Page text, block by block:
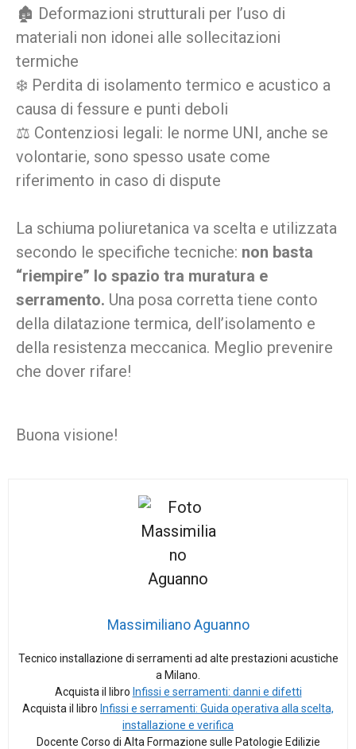
🏚️ Deformazioni strutturali per l’uso di
materiali non idonei alle sollecitazioni
termiche
❄️ Perdita di isolamento termico e acustico a
causa di fessure e punti deboli
⚖️ Contenziosi legali: le norme UNI, anche se
volontarie, sono spesso usate come
riferimento in caso di dispute
La schiuma poliuretanica va scelta e utilizzata
secondo le specifiche tecniche: non basta
“riempire” lo spazio tra muratura e
serramento. Una posa corretta tiene conto
della dilatazione termica, dell’isolamento e
della resistenza meccanica. Meglio prevenire
che dover rifare!
Buona visione!
Massimiliano Aguanno
Tecnico installazione di serramenti ad alte prestazioni acustiche
a Milano.
Acquista il libro Infissi e serramenti: danni e difetti
Acquista il libro Infissi e serramenti: Guida operativa alla scelta,
installazione e verifica
Docente Corso di Alta Formazione sulle Patologie Edilizie